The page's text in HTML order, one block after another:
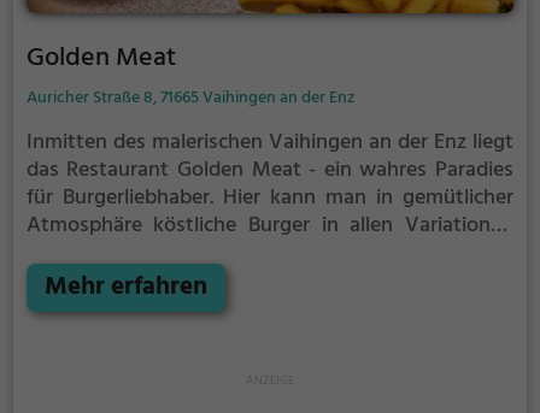
Golden Meat
Auricher Straße 8, 71665 Vaihingen an der Enz
Inmitten des malerischen Vaihingen an der Enz liegt
das Restaurant Golden Meat - ein wahres Paradies
für Burgerliebhaber. Hier kann man in gemütlicher
Atmosphäre köstliche Burger in allen Variationen
vegetarisch oder vegan - für jeden Geschmack ist
etwas dabei. Dazu gibt es eine große Auswahl an
Mehr erfahren